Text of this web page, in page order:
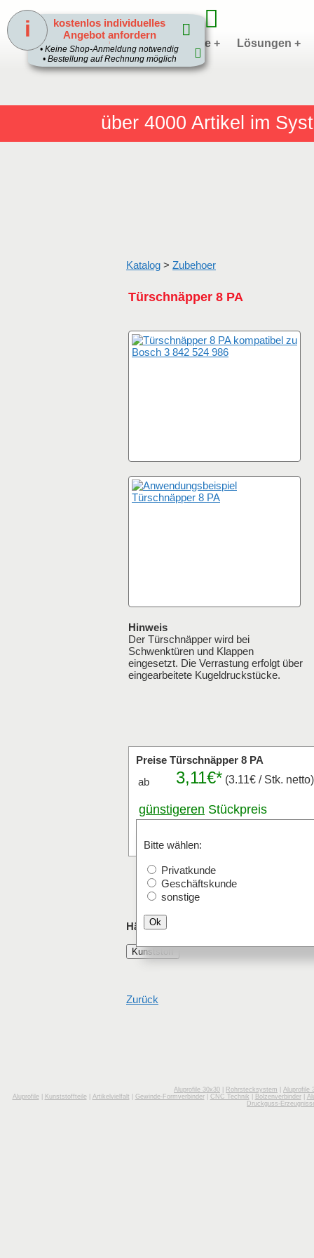
über 4000 Artikel im
Home Produkte + Lösungen +
Katalog > Zubehoer
Türschnäpper 8 PA
Hinweis
Der Türschnäpper wird bei
Schwenktüren und Klappen
eingesetzt. Die Verrastung erfolgt über
eingearbeitete Kugeldruckstücke.
Preise Türschnäpper 8 PA
Bitte wählen:
Privatkunde
Geschäftskunde
sonstige
Ok
ab 3,11€* (3.11€ / Stk. netto)
günstigeren Stückpreis
anfragen
Stk.
Häufig mit Türschnäpper 8 PA bestellt
Kunststoff
Zurück
Aluprofile 30x30 Rohrstecksystem
Aluprofile
Aluprofile| Kunststoffteile| Artikelvielfalt Gewinde-Formverbinder| CNC Technik Bolzenverbinder|
Druckguss-
kostenlos individuelles
Angebot anfordern
1
• Keine Shop-Anmeldung notwendig
• Bestellung auf Rechnung möglich
i